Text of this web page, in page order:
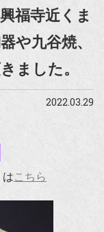
福寺近くま
や九谷焼、
ました。
2022.03.29
はこちら